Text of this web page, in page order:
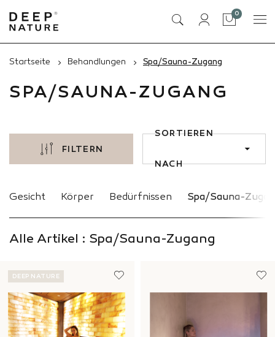
Tasche
0Artikel
Startseite Behandlungen Spa/Sauna-Zugang
SPA/SAUNA-ZUGANG
FILTERN
SORTIEREN
NACH
Gesicht Körper Bedürfnissen Spa/Sauna-
Alle Artikel : Spa/Sauna-Zugang
DEEP NATURE